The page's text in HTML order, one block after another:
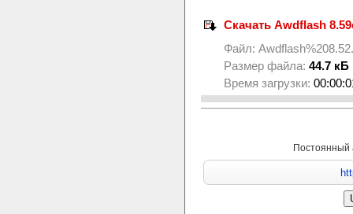
Скачать Awdflash
Файл:
Размер файла: 44.7 кБ
Время загрузки: